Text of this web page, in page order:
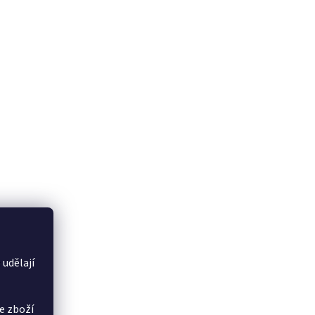
udělají
zboží